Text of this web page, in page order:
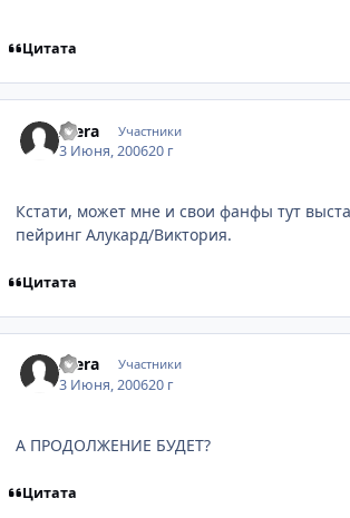
Цитата
Alera Участники
3 Июня, 200620 г
Кстати, может мне и свои фанфы тут
пейринг Алукард/Виктория.
Цитата
Alera Участники
3 Июня, 200620 г
А ПРОДОЛЖЕНИЕ БУДЕТ?
Цитата